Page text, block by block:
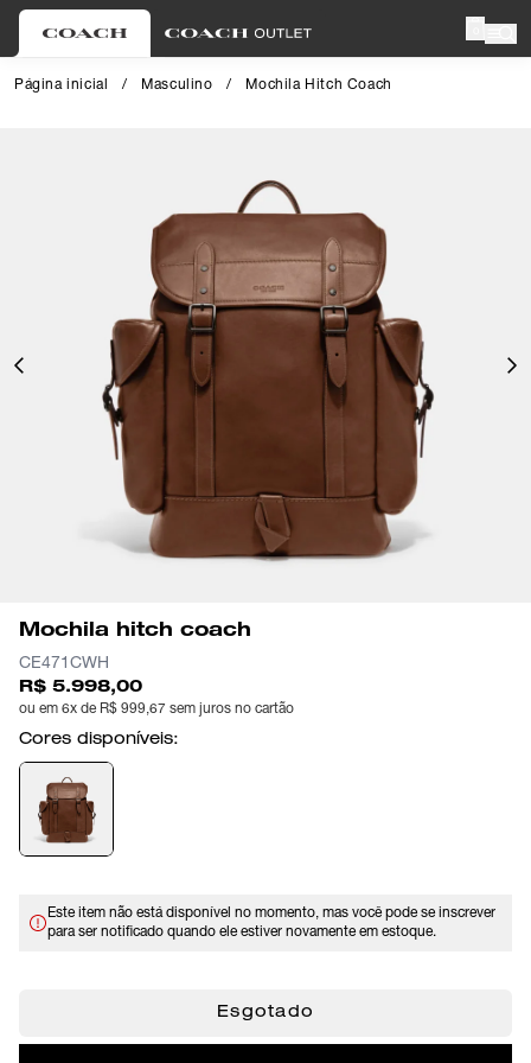
Página inicial / Masculino / Mochila Hitch Coach
Mochila hitch coach
CE471CWH
R$ 5.998,00
ou em 6x de R$ 999,67 sem juros no cartão
Cores disponíveis:
Este item não está disponível no momento, mas você pode se inscrever
para ser notificado quando ele estiver novamente em estoque.
Esgotado